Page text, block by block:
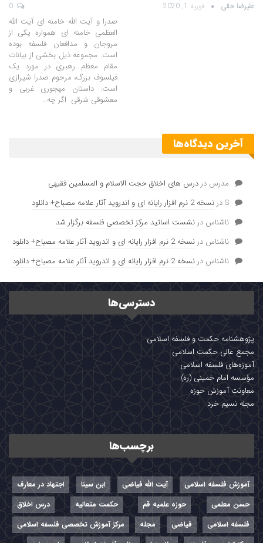
علیرضا حقی فوریه 1, 2020
صدرا و آیت الله خامنه ای آیت الله
العظمی خامنه ای همواره یکی از
مروجان و مدافعان فلسفه بوده
است. مجموعه ذیل بخشی از بیانات
مقام معظم رهبری در مورد یک
فیلسوف بزرگ، مرحوم صدرا شیرازی
است: داستان مهجوری غربی و
معشوقی شرقی اگر چه…
آخرین دیدگاه‌ها
مدرس در درس های اخلاق حجت الاسلام و المسلمین فقیهی
Sدر نسخه 2 نرم افزار رایانه ای و اندروید آثار علامه مصباح+ دانلود
ناشناس در نشست اساتید مرکز تخصصی فلسفه برگزار شد
ناشناس در نسخه 2 نرم افزار رایانه ای و اندروید آثار علامه مصباح+ دانلود
ناشناس در نسخه 2 نرم افزار رایانه ای و اندروید آثار علامه مصباح+ دانلود
دسترسی‌ها
پژوهشنامه حکمت و فلسفه اسلامی
مجمع عالی حکمت اسلامی
آموزه‌های فلسفه اسلامی
مؤسسه امام خمینی (ره)
معاونت آموزش حوزه
مجله نسیم خرد
برچسب‌ها
آموزش فلسفه اسلامی آیت الله فیاضی ابن سینا
اجتهاد در معارف
حسن معلمی
حوزه علمیه قم حکمت متعالیه
درس اخلاق
فلسفه اسلامی
فیاضی مجله
مرکز آموزش تخصصی فلسفه اسلامی